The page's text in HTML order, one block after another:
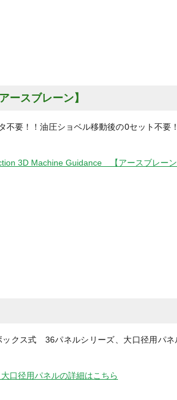
スブレーン】
不要！！油圧ショベル移動後の0セット不要
3D Machine Guidance 【アースブレー
ックス式 36パネルシリーズ、大口径用パ
口径用パネルの詳細はこちら